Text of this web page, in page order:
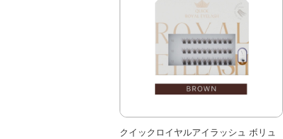
クイックロイヤルアイラッシュ ボリュ